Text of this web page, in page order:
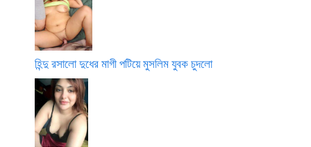
হিন্দু রসালো দুধের মাগী পটিয়ে মুসলিম যুবক চুদলো